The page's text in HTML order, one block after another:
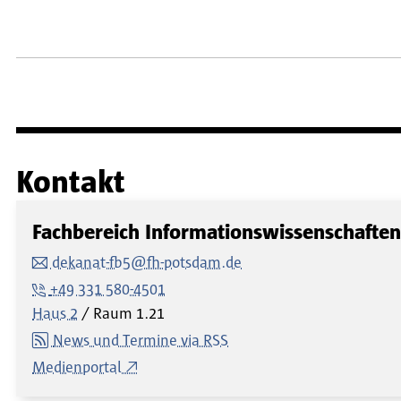
Kontakt
Fachbereich Informationswissenschaften
dekanat-fb5@fh-potsdam.de
+49 331 580-4501
Haus 2
Raum 1.21
News und Termine via RSS
Medienportal